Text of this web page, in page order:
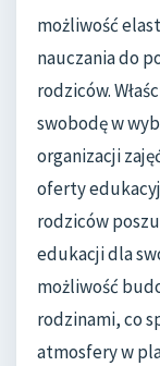
możliwość
nauczania do
rodziców.
swobodę w
organizacji
oferty
rodziców
edukacji dla
możliwość
rodzinami, co
atmosfery w